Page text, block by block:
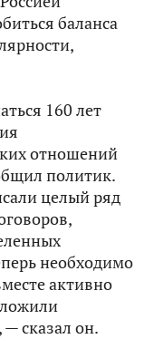
баланса
160 лет
отношений
политик.
целый ряд
необходимо
активно
— сказал он.